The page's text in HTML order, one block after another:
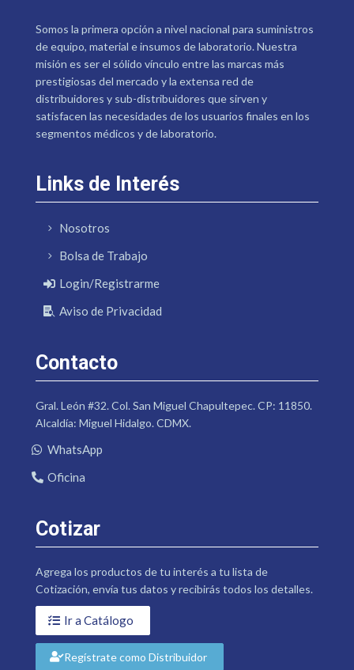
Somos la primera opción a nivel nacional para suministros
de equipo, material e insumos de laboratorio. Nuestra
misión es ser el sólido vínculo entre las marcas más
prestigiosas del mercado y la extensa red de
distribuidores y sub-distribuidores que sirven y
satisfacen las necesidades de los usuarios finales en los
segmentos médicos y de laboratorio.
Links de Interés
Nosotros
Bolsa de Trabajo
Login/Registrarme
Aviso de Privacidad
Contacto
Gral. León #32. Col. San Miguel Chapultepec. CP: 11850.
Alcaldía: Miguel Hidalgo. CDMX.
WhatsApp
Oficina
Cotizar
Agrega los productos de tu interés a tu lista de
Cotización, envía tus datos y recibirás todos los detalles.
Ir a Catálogo
Regístrate como Distribuidor